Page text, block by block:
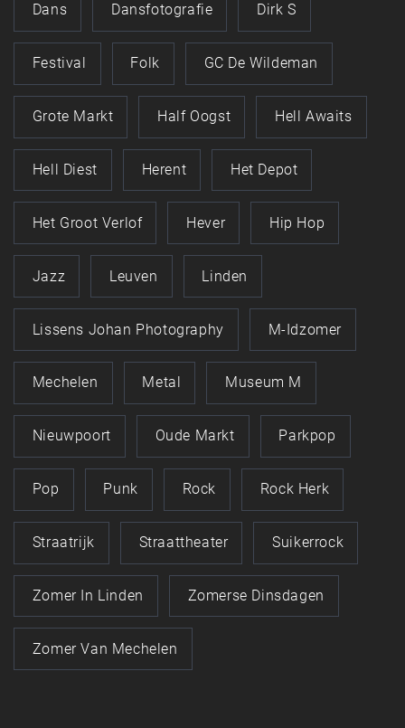
Dans Dansfotografie Dirk S
Festival Folk GC De Wildeman
Grote Markt Half Oogst Hell Awaits
Hell Diest Herent Het Depot
Het Groot Verlof Hever Hip Hop
Jazz Leuven Linden
Lissens Johan Photography M-Idzomer
Mechelen Metal Museum M
Nieuwpoort Oude Markt Parkpop
Pop Punk Rock Rock Herk
Straatrijk Straattheater Suikerrock
Zomer In Linden Zomerse Dinsdagen
Zomer Van Mechelen